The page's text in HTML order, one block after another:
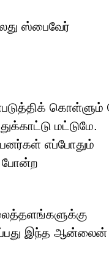
ஸ்பைவேர்
கொள்ளும்
மட்டுமே.
எப்போதும்
போன்ற
இந்த ஆன்லைன்